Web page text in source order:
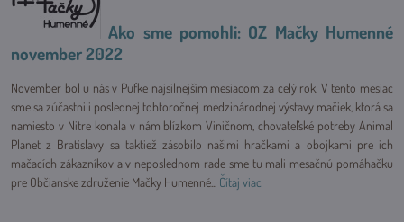
Ako sme pomohli: OZ Mačky Humenné
november 2022
November bol u nás v Pufke najsilnejším mesiacom za celý rok. V tento mesiac
sme sa zúčastnili poslednej tohtoročnej medzinárodnej výstavy mačiek, ktorá sa
namiesto v Nitre konala v nám blízkom Viničnom, chovateľské potreby Animal
Planet z Bratislavy sa taktiež zásobilo našimi hračkami a obojkami pre ich
mačacích zákazníkov a v neposlednom rade sme tu mali mesačnú pomáhačku
pre Občianske združenie Mačky Humenné... Čítaj viac